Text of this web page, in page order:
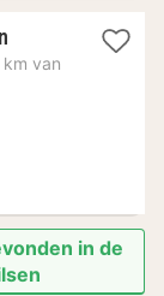
1
nacht
km van
in de